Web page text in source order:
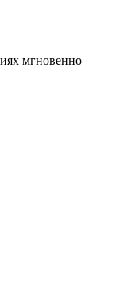
мгновенно